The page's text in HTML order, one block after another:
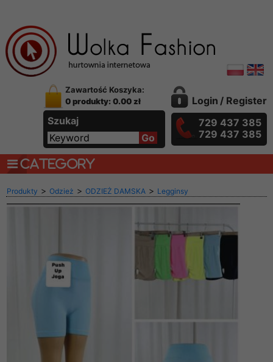
Zawartość Koszyka:
0 produkty: 0.00 zł
Szukaj
Login / Register
729 437 385
729 437 385
CATEGORY
Produkty > Odzież > ODZIEŻ DAMSKA > Legginsy